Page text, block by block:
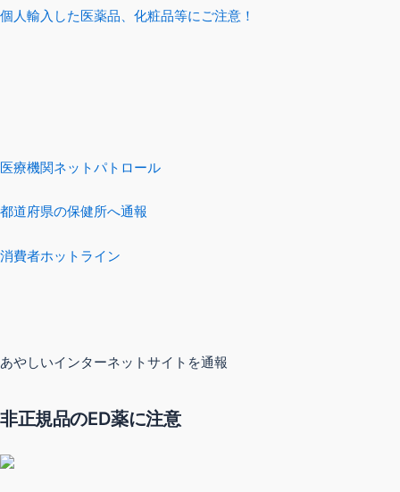
個人輸入した医薬品、化粧品等にご注意！
医療機関ネットパトロール
都道府県の保健所へ通報
消費者ホットライン
あやしいインターネットサイトを通報
非正規品のED薬に注意